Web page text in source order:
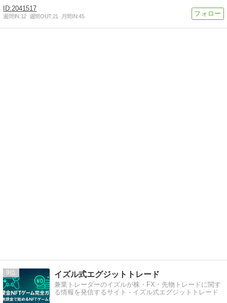
2041517
週間IN:12 週間OUT:21 月間IN:45
9 イズル式エグジットトレード
兼業トレーダーのイズルが株・FX・先物トレードに関す
る情報を発信するサイト - イズル式エグジットトレード